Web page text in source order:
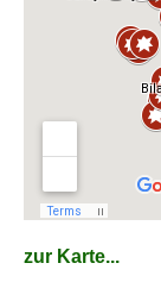
zur Karte...